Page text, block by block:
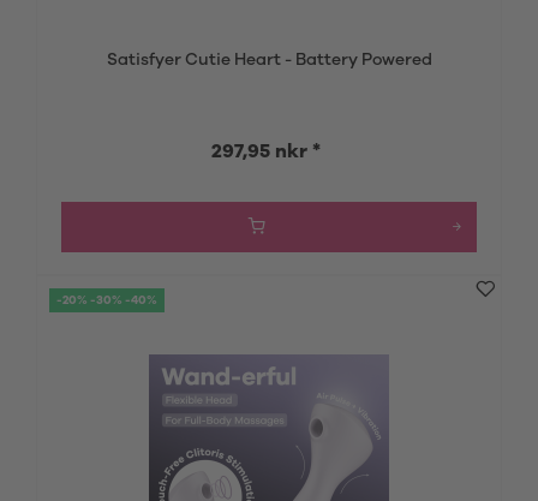
Satisfyer Cutie Heart - Battery Powered
297,95 nkr *
-20% -30% -40%